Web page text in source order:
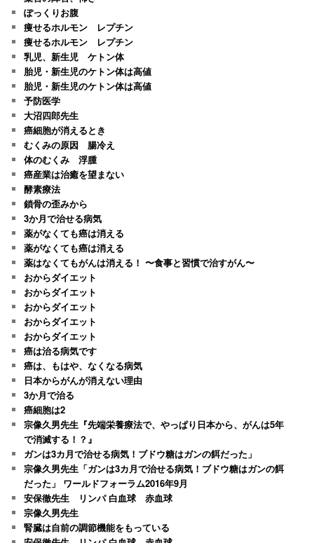
ぽっくりお腹
痩せるホルモン レプチン
痩せるホルモン レプチン
乳児、新生児 ケトン体
胎児・新生児のケトン体は高値
胎児・新生児のケトン体は高値
予防医学
大沼四郎先生
癌細胞が消えるとき
むくみの原因 腸冷え
体のむくみ 浮腫
癌産業は治癒を望まない
酵素療法
鎖骨の歪みから
3か月で治せる病気
薬がなくても癌は消える
薬がなくても癌は消える
薬はなくてもがんは消える！ 〜食事と習慣で治すがん〜
おからダイエット
おからダイエット
おからダイエット
おからダイエット
おからダイエット
癌は治る病気です
癌は、もはや、なくなる病気
日本からがんが消えない理由
3か月で治る
癌細胞は2
宗像久男先生『先端栄養療法で、やっぱり日本から、がんは5年
で消滅する！？』
ガンは3カ月で治せる病気！ブドウ糖はガンの餌だった」
宗像久男先生「ガンは3カ月で治せる病気！ブドウ糖はガンの餌
だった」 ワールドフォーラム2016年9月
安保徹先生 リンパ 白血球 赤血球
宗像久男先生
腎臓は自前の調節機能をもっている